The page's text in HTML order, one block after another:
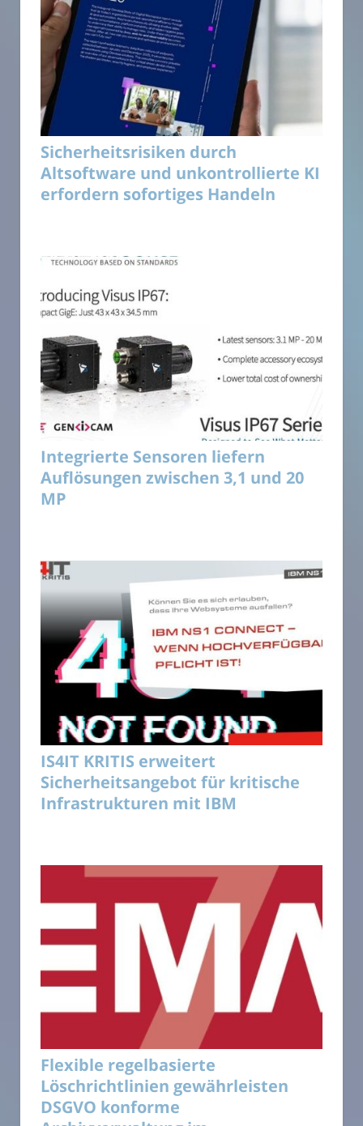
Sicherheitsrisiken durch
Altsoftware und unkontrollierte KI
erfordern sofortiges Handeln
Integrierte Sensoren liefern
Auflösungen zwischen 3,1 und 20
MP
IS4IT KRITIS erweitert
Sicherheitsangebot für kritische
Infrastrukturen mit IBM
Flexible regelbasierte
Löschrichtlinien gewährleisten
DSGVO konforme